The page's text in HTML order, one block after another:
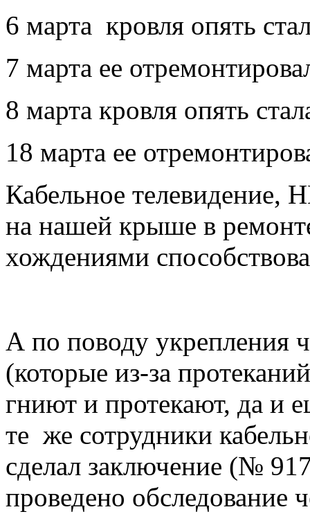
6 марта кровля опять
7 марта ее
8 марта кровля опять
18 марта ее
Кабельное
на нашей крыше в
хождениями
А по поводу укрепления
(которые из-за
гниют и протекают, да и
те же сотрудники
сделал заключение (№
проведено обследование